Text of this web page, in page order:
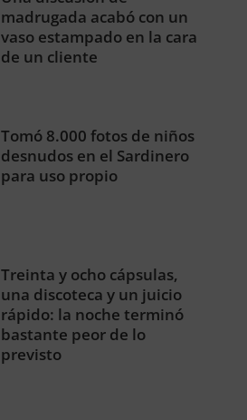
madrugada acabó con un
vaso estampado en la cara
de un cliente
Tomó 8.000 fotos de niños
desnudos en el Sardinero
para uso propio
Treinta y ocho cápsulas,
una discoteca y un juicio
rápido: la noche terminó
bastante peor de lo
previsto